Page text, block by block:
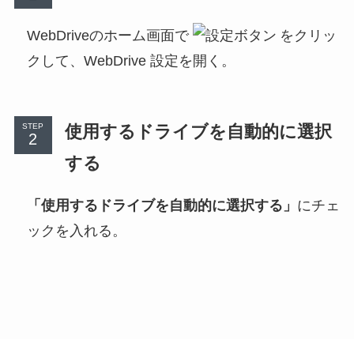
WebDriveのホーム画面で
をクリッ
クして、WebDrive 設定を開く。
STEP
使用するドライブを自動的に選択
する
「使用するドライブを自動的に選択する」 にチェ
ックを入れる。